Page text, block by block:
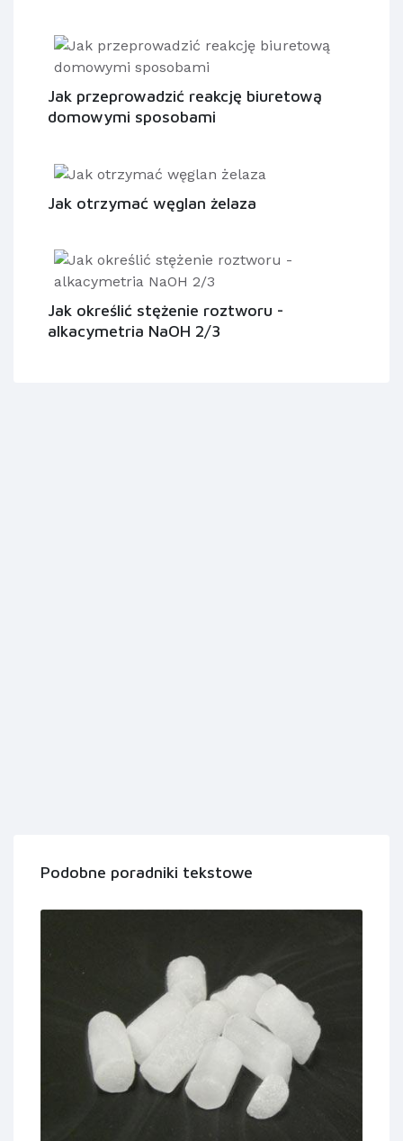
Jak przeprowadzić reakcję biuretową
domowymi sposobami
Jak otrzymać węglan żelaza
Jak określić stężenie roztworu -
alkacymetria NaOH 2/3
Podobne poradniki tekstowe